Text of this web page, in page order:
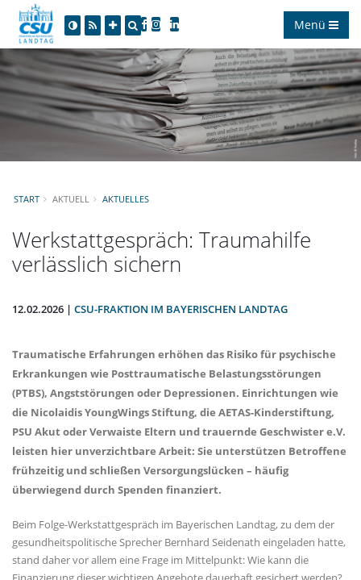
Menü
START AKTUELL AKTUELLES
Werkstattgespräch: Traumahilfe
verlässlich sichern
12.02.2026 | CSU-FRAKTION IM BAYERISCHEN LANDTAG
Traumatische Erfahrungen erhöhen das Risiko für psychische
Erkrankungen wie Posttraumatische Belastungsstörungen
(PTBS), Angststörungen oder Depressionen. Einrichtungen wie
die Nicolaidis YoungWings Stiftung, die AETAS-Kinderstiftung,
PSU Akut oder Verwaiste Eltern und trauernde Geschwister e.V.
leisten hier unverzichtbare Arbeit: Sie unterstützen Betroffene
frühzeitig und schließen Versorgungslücken – häufig
überwiegend durch Spenden finanziert.
Beim Folge-Werkstattgespräch im Bayerischen Landtag, zu dem der
gesundheitspolitische Sprecher Bernhard Seidenath eingeladen hatte,
stand daher vor allem eine Frage im Mittelpunkt: Wie kann die